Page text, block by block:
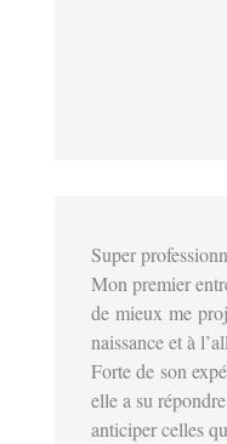
Super
Mon premier
de mieux me
naissance et à
Forte de son
elle a su
anticiper celles